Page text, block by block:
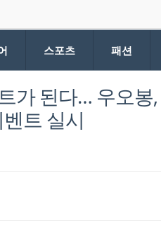
스포츠 패션
가 된다… 우오봉,
벤트 실시